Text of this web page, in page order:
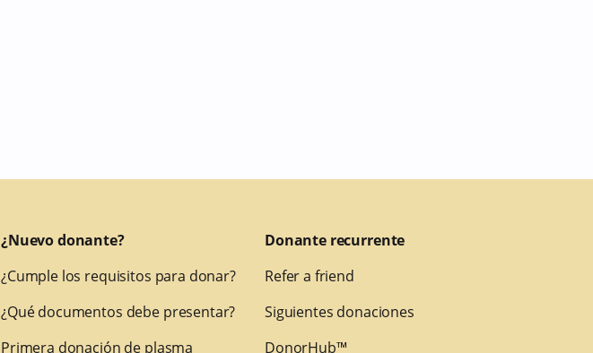
¿Nuevo donante?
¿Cumple los requisitos para donar?
¿Qué documentos debe presentar?
Primera donación de plasma
Donante recurrente
Refer a friend
Siguientes donaciones
DonorHub™